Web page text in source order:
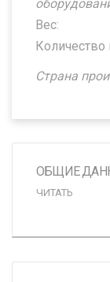
Вес:
Страна
ОБЩИЕ
ЧИТАТЬ